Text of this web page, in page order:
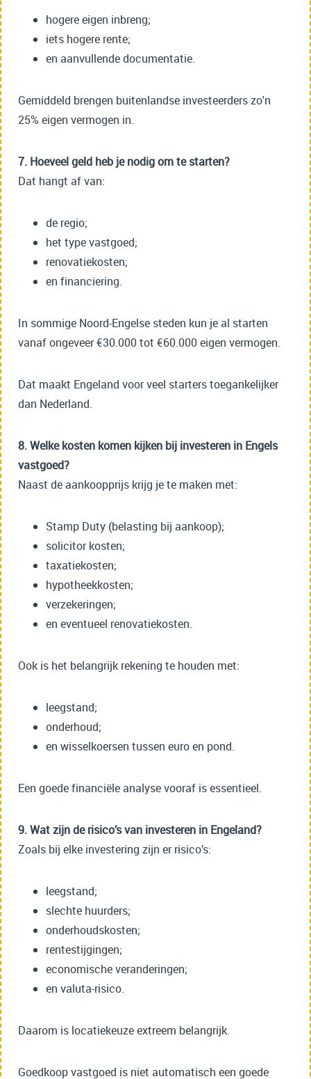
hogere eigen inbreng;
iets hogere rente;
en aanvullende documentatie.
Gemiddeld brengen buitenlandse investeerders zo'n
25% eigen vermogen in.
7. Hoeveel geld heb je nodig om te starten?
Dat hangt af van:
de regio;
het type vastgoed;
renovatiekosten;
en financiering.
In sommige Noord-Engelse steden kun je al starten
vanaf ongeveer €30.000 tot €60.000 eigen vermogen.
Dat maakt Engeland voor veel starters toegankelijker
dan Nederland.
8. Welke kosten komen kijken bij investeren in Engels
vastgoed?
Naast de aankoopprijs krijg je te maken met:
Stamp Duty (belasting bij aankoop);
solicitor kosten;
taxatiekosten;
hypotheekkosten;
verzekeringen;
en eventueel renovatiekosten.
Ook is het belangrijk rekening te houden met:
leegstand;
onderhoud;
en wisselkoersen tussen euro en pond.
Een goede financiële analyse vooraf is essentieel.
9. Wat zijn de risico’s van investeren in Engeland?
Zoals bij elke investering zijn er risico’s:
leegstand;
slechte huurders;
onderhoudskosten;
rentestijgingen;
economische veranderingen;
en valuta-risico.
Daarom is locatiekeuze extreem belangrijk.
Goedkoop vastgoed is niet automatisch een goede